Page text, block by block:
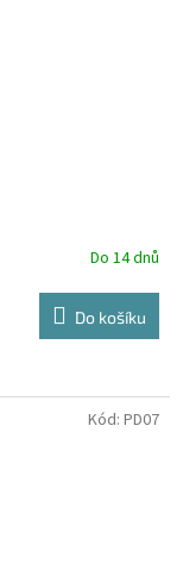
Do 14 dnů
Do košíku
Kód: PD07